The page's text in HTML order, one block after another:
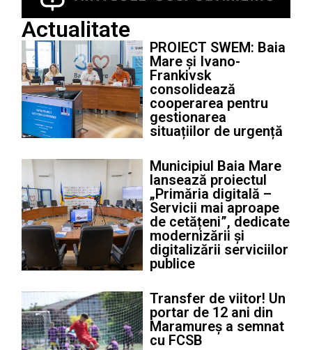
Actualitate
PROIECT SWEM: Baia
Mare și Ivano-
Frankivsk
consolidează
cooperarea pentru
gestionarea
situațiilor de urgență
Municipiul Baia Mare
lansează proiectul
„Primăria digitală –
Servicii mai aproape
de cetățeni”, dedicate
modernizării și
digitalizării serviciilor
publice
Transfer de viitor! Un
portar de 12 ani din
Maramureș a semnat
cu FCSB